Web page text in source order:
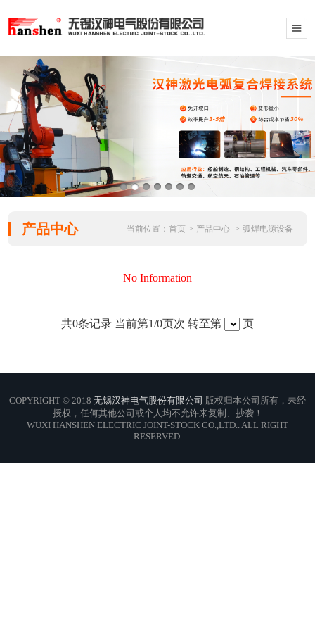
产品中心 当前位置： 首页 > 产品中心 > 弧焊电源设备
No Information
共0条记录 当前第1/0页次 转至第 页
COPYRIGHT © 2018 无锡汉神电气股份有限公司 版权归本公司所有，未经
授权，任何其他公司或个人均不允许来复制、抄袭！
WUXI HANSHEN ELECTRIC JOINT-STOCK CO.,LTD.. ALL RIGHT
RESERVED.